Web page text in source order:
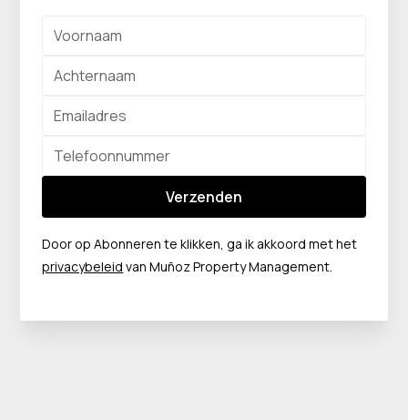
Verzenden
Door op Abonneren te klikken, ga ik akkoord met het
privacybeleid van Muñoz Property Management.